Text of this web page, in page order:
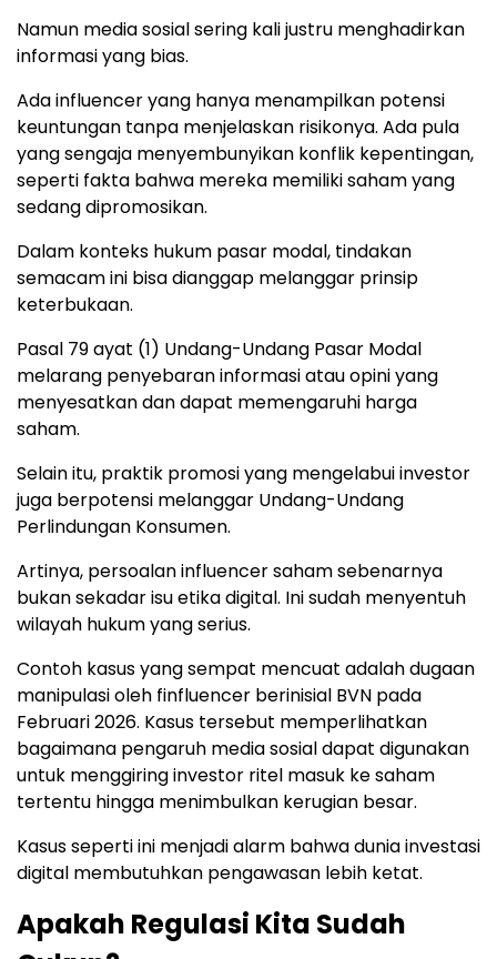
Namun media sosial sering kali justru menghadirkan
informasi yang bias.
Ada influencer yang hanya menampilkan potensi
keuntungan tanpa menjelaskan risikonya. Ada pula
yang sengaja menyembunyikan konflik kepentingan,
seperti fakta bahwa mereka memiliki saham yang
sedang dipromosikan.
Dalam konteks hukum pasar modal, tindakan
semacam ini bisa dianggap melanggar prinsip
keterbukaan.
Pasal 79 ayat (1) Undang-Undang Pasar Modal
melarang penyebaran informasi atau opini yang
menyesatkan dan dapat memengaruhi harga
saham.
Selain itu, praktik promosi yang mengelabui investor
juga berpotensi melanggar Undang-Undang
Perlindungan Konsumen.
Artinya, persoalan influencer saham sebenarnya
bukan sekadar isu etika digital. Ini sudah menyentuh
wilayah hukum yang serius.
Contoh kasus yang sempat mencuat adalah dugaan
manipulasi oleh finfluencer berinisial BVN pada
Februari 2026. Kasus tersebut memperlihatkan
bagaimana pengaruh media sosial dapat digunakan
untuk menggiring investor ritel masuk ke saham
tertentu hingga menimbulkan kerugian besar.
Kasus seperti ini menjadi alarm bahwa dunia investasi
digital membutuhkan pengawasan lebih ketat.
Apakah Regulasi Kita Sudah